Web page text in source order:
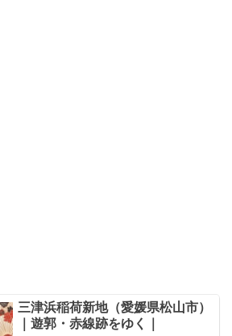
三津浜稲荷新地（愛媛県松山市）
｜遊郭・赤線跡をゆく｜